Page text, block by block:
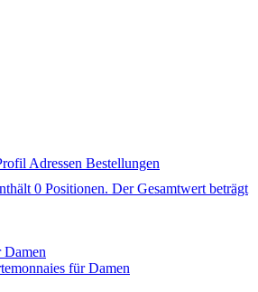
Adressen Bestellungen
0 Positionen. Der Gesamtwert beträgt
Damen
für Damen